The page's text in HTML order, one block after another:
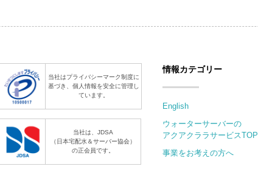
当社はプライバシーマーク制度に
基づき、個人情報を安全に管理し
ています。
当社は、JDSA
（日本宅配水＆サーバー協会）
の正会員です。
情報カテゴリー
English
ウォーターサーバーの
アクアクララサービスTOP
事業をお考えの方へ